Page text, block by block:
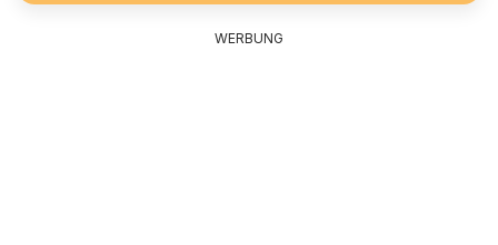
WERBUNG